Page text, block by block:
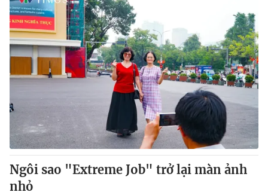
THỜI BÁO VTV
Theo dõi báo trên
Cơ quan chủ quản:Đài Truyền hình Việt Nam
Thời báo VTV
Giấy phép hoạt động báo in và báo điện tử số 483/GP-BTTTT
cấp ngày 29/12/2023
Tổng Biên tập:Vũ Thanh Thủy
Phó Tổng Biên tập:Nguyễn Thị Mỹ Hạnh, Phạm Quốc Thắng,
Nguyễn Trọng Ninh
Tổng đài VTV:
Ngôi sao "Extreme Job" trở lại màn ảnh
nhỏ